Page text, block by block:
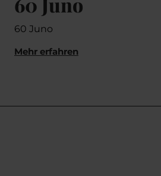
60 Juno
Mehr erfahren